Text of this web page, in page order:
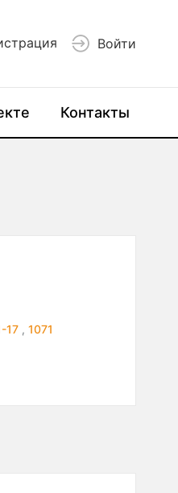
Войти
Контакты
17 ,1071